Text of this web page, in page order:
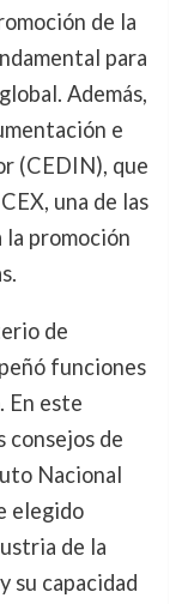
de la
para
Además,
e
(CEDIN), que
una de las
promoción
de
funciones
En este
de
Nacional
elegido
de la
su capacidad